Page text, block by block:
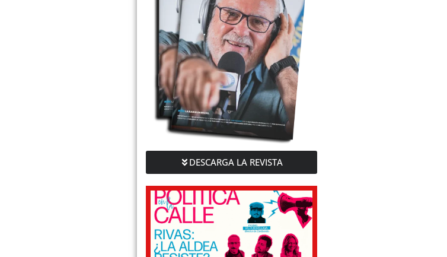
DESCARGA LA REVISTA